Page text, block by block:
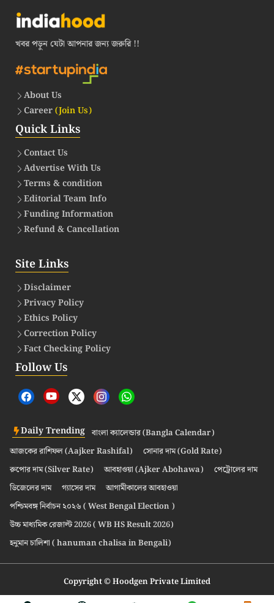
খবর পড়ুন যেটা আপনার জন্য জরুরি !!
About Us
Career(Join Us)
Quick Links
Contact Us
Advertise With Us
Terms & condition
Editorial Team Info
Funding Information
Refund & Cancellation
Site Links
Disclaimer
Privacy Policy
Ethics Policy
Correction Policy
Fact Checking Policy
Follow Us
Daily Trending বাংলা ক্যালেন্ডার (Bangla Calendar)
আজকের রাশিফল (Aajker Rashifal)
সোনার দাম (Gold Rate)
রুপোর দাম (Silver Rate)
আবহাওয়া (Ajker Abohawa)
পেট্রোলের দাম
ডিজেলের দাম
গ্যাসের দাম
আগামীকালের আবহাওয়া
পশ্চিমবঙ্গ নির্বাচন ২০২৬ ( West Bengal Election )
উচ্চ মাধ্যমিক রেজাল্ট 2026 ( WB HS Result 2026)
হনুমান চালিশা ( hanuman chalisa in Bengali)
Copyright © Hoodgen Private Limited